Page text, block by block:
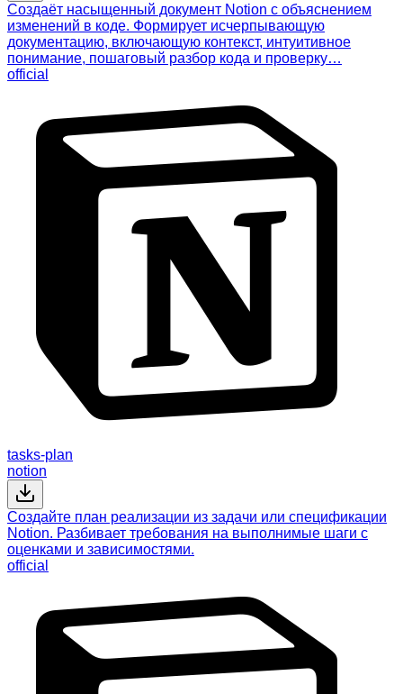
Создаёт насыщенный документ Notion с объяснением
изменений в коде. Формирует исчерпывающую
документацию, включающую контекст, интуитивное
понимание, пошаговый разбор кода и проверку…
official
tasks-plan
notion
Создайте план реализации из задачи или спецификации
Notion. Разбивает требования на выполнимые шаги с
оценками и зависимостями.
official